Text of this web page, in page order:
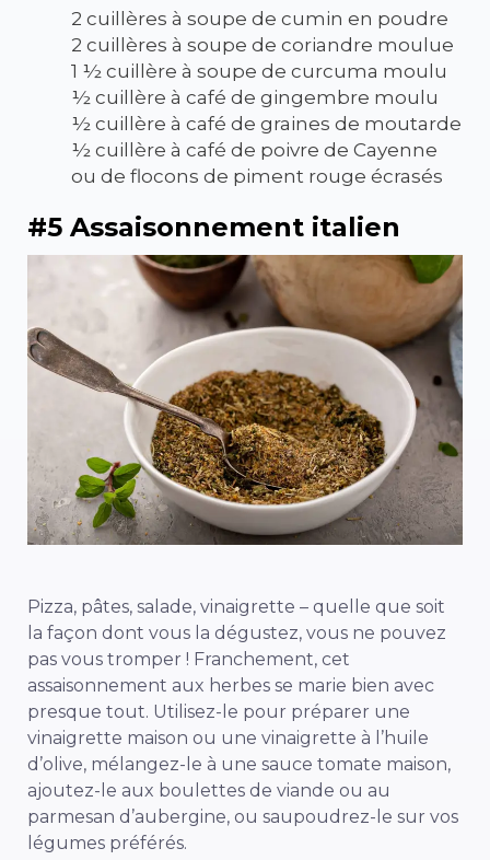
2 cuillères à soupe de cumin en poudre
2 cuillères à soupe de coriandre moulue
1 ½ cuillère à soupe de curcuma moulu
½ cuillère à café de gingembre moulu
½ cuillère à café de graines de moutarde
½ cuillère à café de poivre de Cayenne
ou de flocons de piment rouge écrasés
#5 Assaisonnement italien
Pizza, pâtes, salade, vinaigrette – quelle que soit
la façon dont vous la dégustez, vous ne pouvez
pas vous tromper ! Franchement, cet
assaisonnement aux herbes se marie bien avec
presque tout. Utilisez-le pour préparer une
vinaigrette maison ou une vinaigrette à l’huile
d’olive, mélangez-le à une sauce tomate maison,
ajoutez-le aux boulettes de viande ou au
parmesan d’aubergine, ou saupoudrez-le sur vos
légumes préférés.